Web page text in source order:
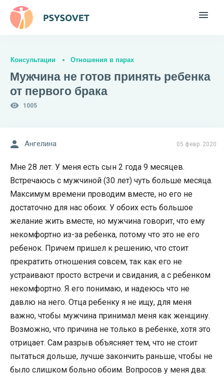
Консультации Отношения в парах
Мужчина не готов принять ребенка
от первого брака
1005
05 февр. 2020
Ангелина
Мне 28 лет. У меня есть сын 2 года 9 месяцев.
Встречаюсь с мужчиной (30 лет) чуть больше месяца.
Максимум времени проводим вместе, но его не
достаточно для нас обоих. У обоих есть большое
желание жить вместе, но мужчина говорит, что ему
некомфортно из-за ребенка, потому что это не его
ребенок. Причем пришел к решению, что стоит
прекратить отношения совсем, так как его не
устраивают просто встречи и свидания, а с ребенком
некомфортно. Я его понимаю, и надеюсь что не
давлю на него. Отца ребенку я не ищу, для меня
важно, чтобы мужчина принимал меня как женщину.
Возможно, что причина не только в ребенке, хотя это
отрицает. Сам разрыв объясняет тем, что не стоит
пытаться дольше, лучше закончить раньше, чтобы не
было слишком больно обоим. Вопросов у меня два: